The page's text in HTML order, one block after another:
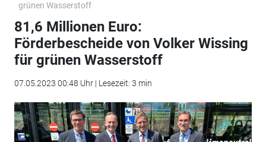
grünen Wasserstoff
81,6 Millionen Euro:
Förderbescheide von Volker Wissing
für grünen Wasserstoff
07.05.2023 00:48 Uhr | Lesezeit: 3 min